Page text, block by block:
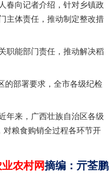
春向记者介绍，针对乡镇政
主体责任，推动制定整改措
能部门责任，推动解决稻
部署要求，全市各级纪检
来，广西壮族自治区各级
对粮食购销全过程各环节开
农村网摘编 ： 亓荃鹏
法徽映军营 权益有保障